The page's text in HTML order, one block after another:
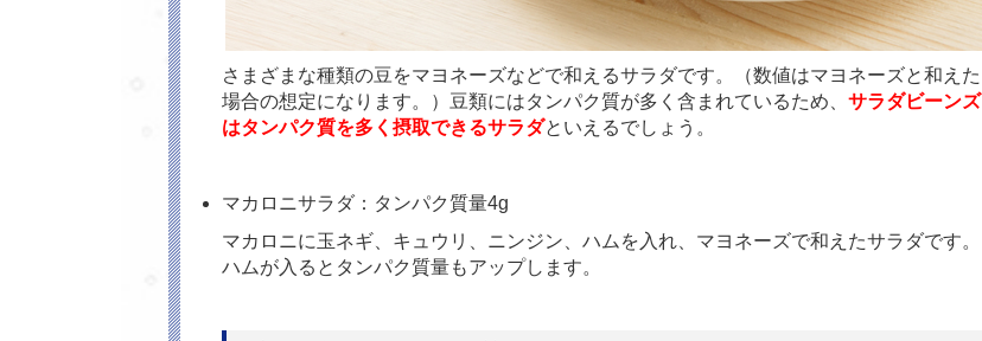
さまざまな種類の豆をマヨネーズなどで和えるサラダです。（数値はマヨネーズと和えた
場合の想定になります。）豆類にはタンパク質が多く含まれているため、 サラダビーンズ
はタンパク質を多く摂取できるサラダといえるでしょう。
マカロニサラダ：タンパク質量4g
マカロニに玉ネギ、キュウリ、ニンジン、ハムを入れ、マヨネーズで和えたサラダです。
ハムが入るとタンパク質量もアップします。